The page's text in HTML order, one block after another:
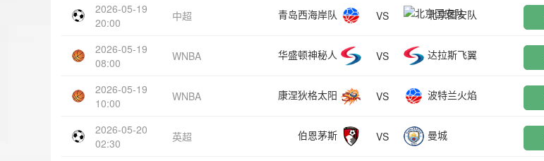
2026-05-19
20:00
中超 青岛西海岸队 VS 北京国安队
2026-05-19
08:00
WNBA 华盛顿神秘人 VS 达拉斯飞翼
2026-05-19
10:00
WNBA 康涅狄格太阳 VS 波特兰火焰
2026-05-20
02:30
英超 伯恩茅斯 VS 曼城